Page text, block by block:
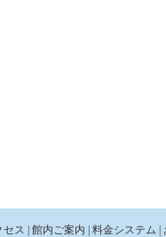
セス | 館内ご案内 | 料金システム